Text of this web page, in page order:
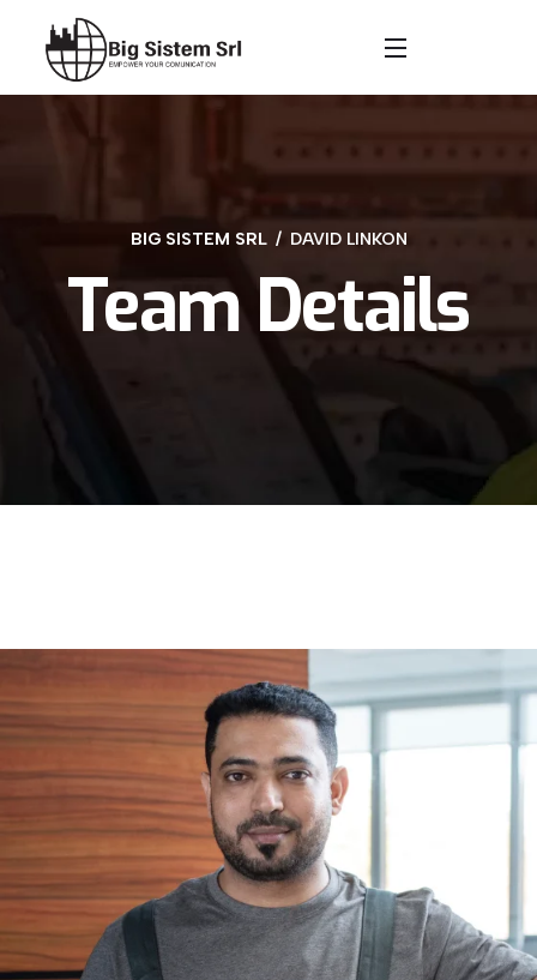
BIG SISTEM SRL DAVID LINKON
Team Details